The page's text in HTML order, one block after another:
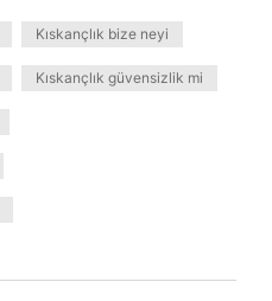
Kıskançlık bize neyi
Kıskançlık güvensizlik mi